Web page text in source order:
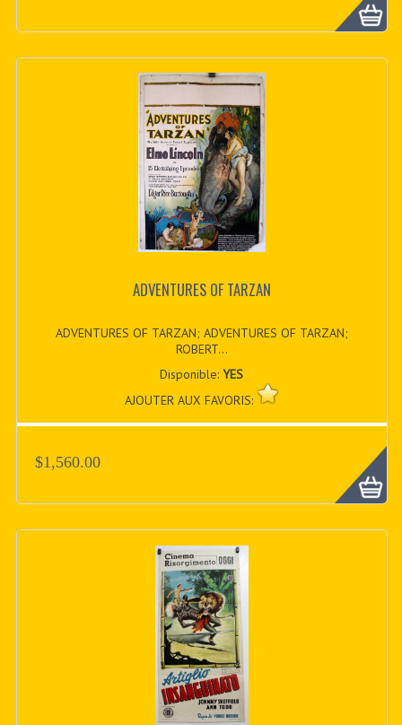
ADVENTURES OF TARZAN
ADVENTURES OF TARZAN; ADVENTURES OF TARZAN;
ROBERT...
Disponible:YES
AJOUTER AUX FAVORIS:
$1,560.00